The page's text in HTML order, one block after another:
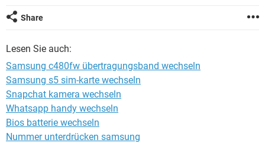
FACEBOOK
Share
Lesen Sie auch:
Samsung c480fw übertragungsband wechseln
Samsung s5 sim-karte wechseln
Snapchat kamera wechseln
Whatsapp handy wechseln
Bios batterie wechseln
Nummer unterdrücken samsung